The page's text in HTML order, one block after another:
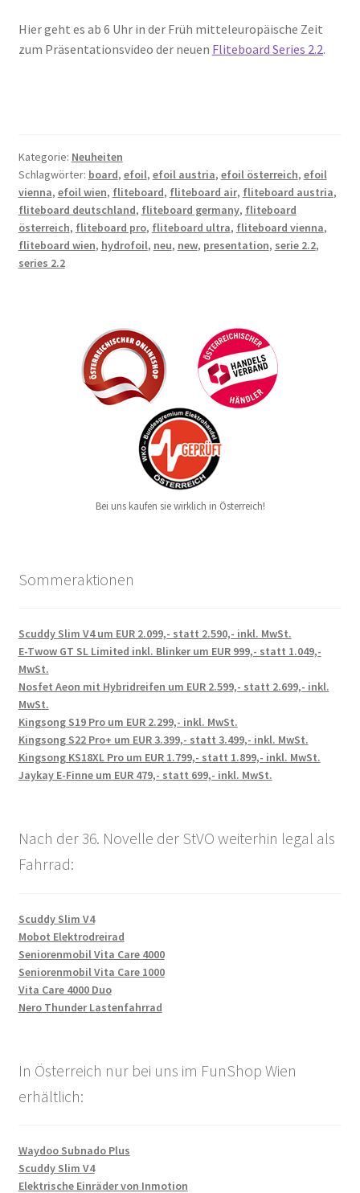
Hier geht es ab 6 Uhr in der Früh mitteleuropäische Zeit
zum Präsentationsvideo der neuen Fliteboard Series 2.2.
Kategorie: Neuheiten
Schlagwörter: board, efoil, efoil austria, efoil österreich, efoil
vienna, efoil wien, fliteboard, fliteboard air, fliteboard austria,
fliteboard deutschland, fliteboard germany, fliteboard
österreich, fliteboard pro, fliteboard ultra, fliteboard vienna,
fliteboard wien, hydrofoil, neu, new, presentation, serie 2.2,
series 2.2
Bei uns kaufen sie wirklich in Österreich!
Sommeraktionen
Scuddy Slim V4 um EUR 2.099,- statt 2.590,- inkl. MwSt.
E-Twow GT SL Limited inkl. Blinker um EUR 999,- statt 1.049,-
MwSt.
Nosfet Aeon mit Hybridreifen um EUR 2.599,- statt 2.699,- inkl.
MwSt.
Kingsong S19 Pro um EUR 2.299,- inkl. MwSt.
Kingsong S22 Pro+ um EUR 3.399,- statt 3.499,- inkl. MwSt.
Kingsong KS18XL Pro um EUR 1.799,- statt 1.899,- inkl. MwSt.
Jaykay E-Finne um EUR 479,- statt 699,- inkl. MwSt.
Nach der 36. Novelle der StVO weiterhin legal als
Fahrrad:
Scuddy Slim V4
Mobot Elektrodreirad
Seniorenmobil Vita Care 4000
Seniorenmobil Vita Care 1000
Vita Care 4000 Duo
Nero Thunder Lastenfahrrad
In Österreich nur bei uns im FunShop Wien
erhältlich:
Waydoo Subnado Plus
Scuddy Slim V4
Elektrische Einräder von Inmotion